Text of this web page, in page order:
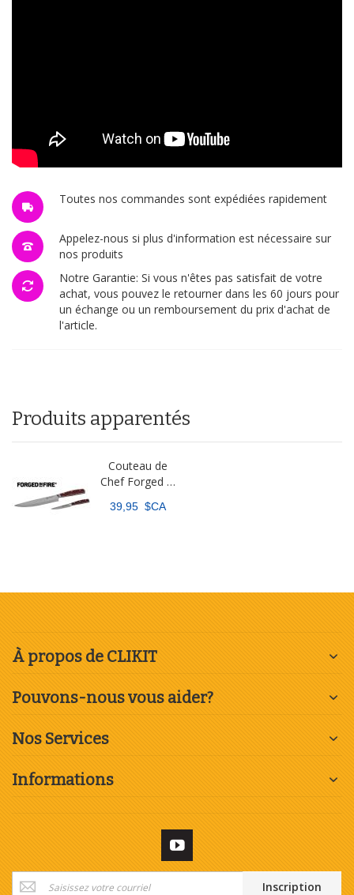
Toutes nos commandes sont expédiées rapidement
Appelez-nous si plus d'information est nécessaire sur
nos produits
Notre Garantie: Si vous n'êtes pas satisfait de votre
achat, vous pouvez le retourner dans les 60 jours pour
un échange ou un remboursement du prix d'achat de
l'article.
Produits apparentés
Couteau de
Chef Forged in
couteau à
39,95 $CA
À propos de CLIKIT
Pouvons-nous vous aider?
Nos Services
Informations
Inscription
Inscription